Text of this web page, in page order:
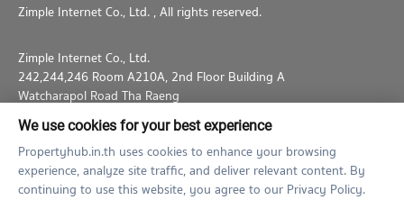
Zimple Internet Co., Ltd. , All rights reserved.
Zimple Internet Co., Ltd.
242,244,246 Room A210A, 2nd Floor Building A
Watcharapol Road Tha Raeng
Bang Khen Bangkok 10230
02-026-3049
support@propertyhub.in.th
Term of Service
Privacy Policy Contact
We use cookies for your best experience
Propertyhub.in.th uses cookies to enhance your browsing
experience, analyze site traffic, and deliver relevant content. By
continuing to use this website, you agree to our Privacy Policy.